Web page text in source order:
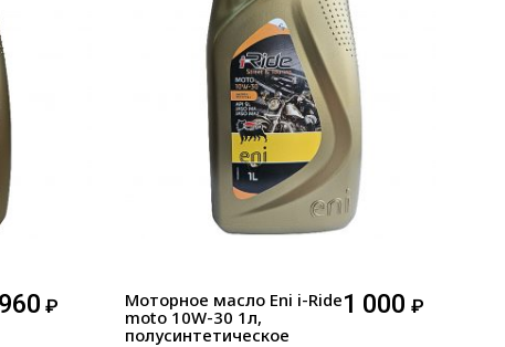
960₽
Моторное масло Eni i-Ride
moto 10W-30 1л,
полусинтетическое
1 000 ₽